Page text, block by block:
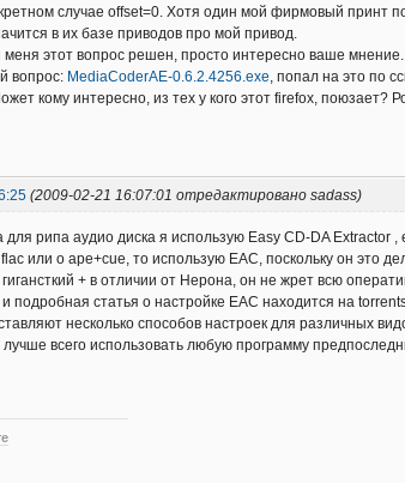
случае offset=0. Хотя один мой фирмовый принт
в их базе приводов про мой привод.
этот вопрос решен, просто интересно ваше мнение.
вопрос: MediaCoderAE-0.6.2.4256.exe , попал на это по
кому интересно, из тех у кого этот firefox, поюзает?
(2009-02-21 16:07:01 отредактировано sadass)
для рипа аудио диска я использую Easy CD-DA Extractor
или о ape+cue, то использую EAC, поскольку он это
+ в отличии от Нерона, он не жрет всю
подробная статья о настройке EAC находится на
несколько способов настроек для различных
лучше всего использовать любую программу